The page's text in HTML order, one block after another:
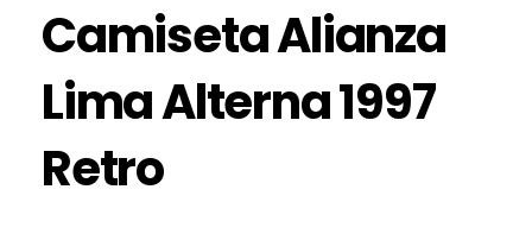
Camiseta Alianza
Lima Alterna 1997
Retro